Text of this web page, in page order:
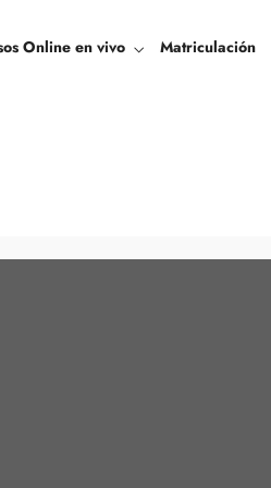
Online en vivo Matriculación